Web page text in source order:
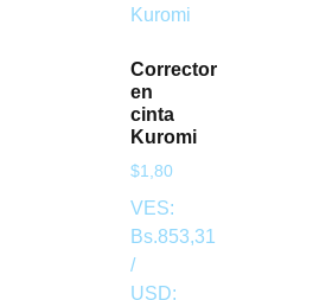
Corrector
en
cinta
Kuromi
$1,80
VES:
Bs.853,31
/
USD: